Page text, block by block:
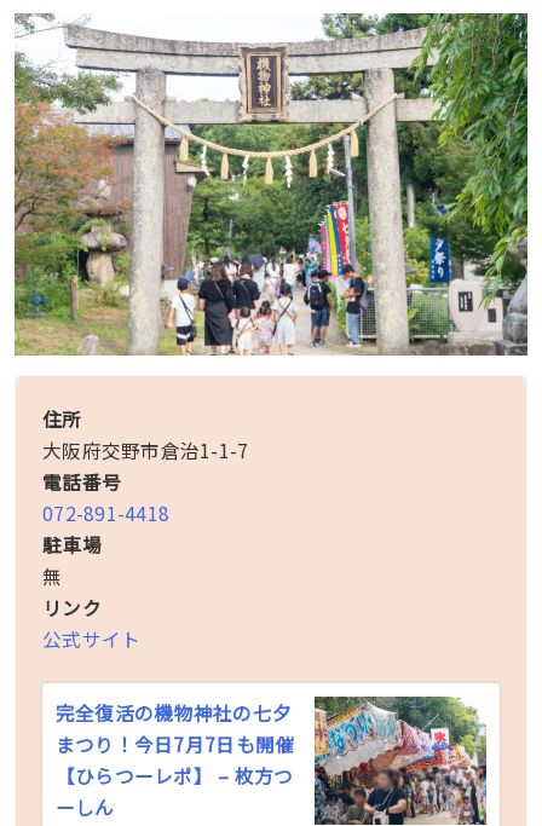
住所
大阪府交野市倉治1-1-7
電話番号
072-891-4418
駐車場
無
リンク
公式サイト
完全復活の機物神社の七夕
まつり！今日7月7日も開催
【ひらつーレポ】 – 枚方つ
ーしん